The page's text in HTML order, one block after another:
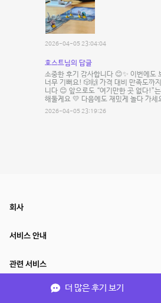
2026-04-05 23:04:04
호스트님의 답글
소중한 후기 감사합니다 😊✨ 이번에도
너무 기뻐요! 🎲🙌 가격 대비 만족도까
니다 😊 앞으로도 “여기만한 곳 없다!”
해둘게요 💛 다음에도 재밌게 놀다 가세
2026-04-05 23:19:26
더 많은 후기 보기
회사
서비스 안내
관련 서비스